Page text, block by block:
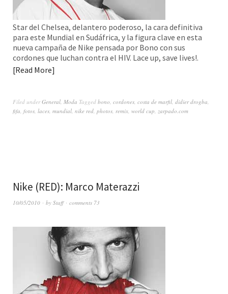
Star del Chelsea, delantero poderoso, la cara definitiva
para este Mundial en Sudáfrica, y la figura clave en esta
nueva campaña de Nike pensada por Bono con sus
cordones que luchan contra el HIV. Lace up, save lives!.
Read More
Filed underGeneral, Moda Tagged bono, cordones, costa de marfil, didier drogba,
fifa, fotos, laces, mundial, nike red, photos, remix, world cup, zarpado.com
Nike (RED): Marco Materazzi
10/05/2010 by Staff comments 73